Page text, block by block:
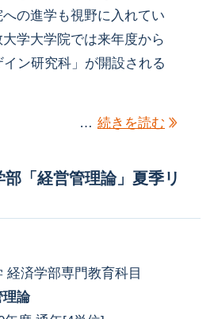
の進学も視野に入れてい
学大学院では来年度から
イン研究科」が開設される
… 続きを読む
経済学部専門教育科目
理論